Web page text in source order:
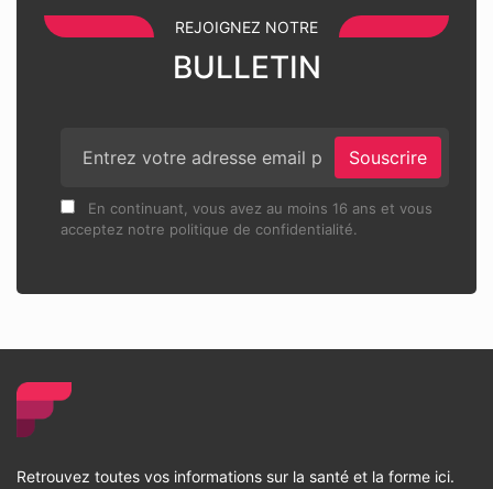
REJOIGNEZ NOTRE
BULLETIN
Souscrire
En continuant, vous avez au moins 16 ans et vous
acceptez notre politique de confidentialité.
Retrouvez toutes vos informations sur la santé et la forme ici.